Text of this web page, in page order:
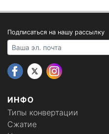
ИНФО
Типы конвертации
Сжатие
Подписаться на нашу рассылку
Your email address